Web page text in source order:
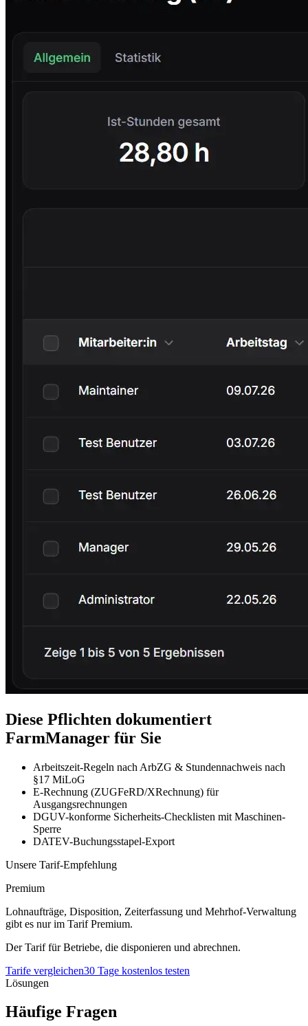
Diese Pflichten dokumentiert
FarmManager für Sie
Arbeitszeit-Regeln nach ArbZG & Stundennachweis nach
§17 MiLoG
E-Rechnung (ZUGFeRD/XRechnung) für
Ausgangsrechnungen
DGUV-konforme Sicherheits-Checklisten mit Maschinen-
Sperre
DATEV-Buchungsstapel-Export
Unsere Tarif-Empfehlung
Premium
Lohnaufträge, Disposition, Zeiterfassung und Mehrhof-Verwaltung
gibt es nur im Tarif Premium.
Der Tarif für Betriebe, die disponieren und abrechnen.
Tarife vergleichen30 Tage kostenlos testen
Lösungen
Häufige Fragen